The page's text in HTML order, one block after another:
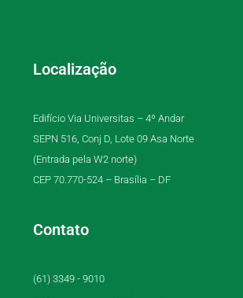
Localização
Edifício Via Universitas – 4º Andar
SEPN 516, Conj D, Lote 09 Asa Norte
(Entrada pela W2 norte)
CEP 70.770-524 – Brasília – DF
Contato
(61) 3349 - 9010